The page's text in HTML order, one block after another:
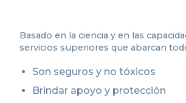
Basado en la ciencia y en las
servicios superiores que abarcan
Son seguros y no tóxicos
Brindar apoyo y protección